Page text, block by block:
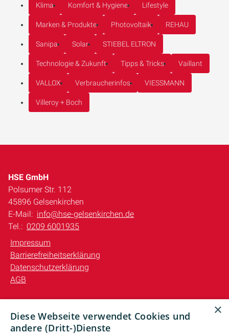
Klima Komfort & Hygiene Lifestyle
Marken & Produkte Photovoltaik REHAU
Sanipa Solar STIEBEL ELTRON
Technologie & Zukunft Tipps & Tricks Vaillant
VALLOX Verbraucherinfos VIESSMANN
Villeroy + Boch
HSE GmbH
Polsumer Str. 112
45896 Gelsenkirchen
E-Mail: info@hse-gelsenkirchen.de
Tel.: 0209 6001935
Impressum
Barrierefreiheitserklärung
Datenschutzerklärung
AGB
Privatkunden
Gewerbekunden
×
Diese Webseite verwendet Cookies und
andere (Dritt-)Dienste